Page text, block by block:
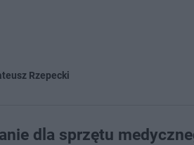
Rzepecki
dla sprzętu